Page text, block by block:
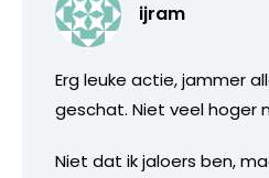
ijram
Erg leuke actie, jammer
geschat. Niet veel hoger
Niet dat ik jaloers ben,